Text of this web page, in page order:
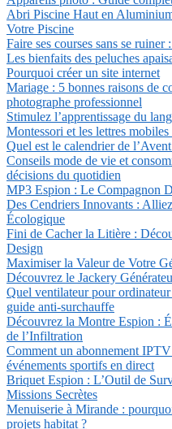
Abri Piscine Haut en
Votre Piscine
Faire ses courses sans se
Les bienfaits des peluches
Pourquoi créer un site internet
Mariage : 5 bonnes raisons de
photographe professionnel
Stimulez l’apprentissage du
Montessori et les lettres mobiles
Quel est le calendrier de
Conseils mode de vie et
décisions du quotidien
MP3 Espion : Le Compagnon
Des Cendriers Innovants :
Écologique
Fini de Cacher la Litière :
Design
Maximiser la Valeur de Votre
Découvrez le Jackery
Quel ventilateur pour
guide anti-surchauffe
Découvrez la Montre Espion :
de l’Infiltration
Comment un abonnement
événements sportifs en direct
Briquet Espion : L’Outil de
Missions Secrètes
Menuiserie à Mirande :
projets habitat ?